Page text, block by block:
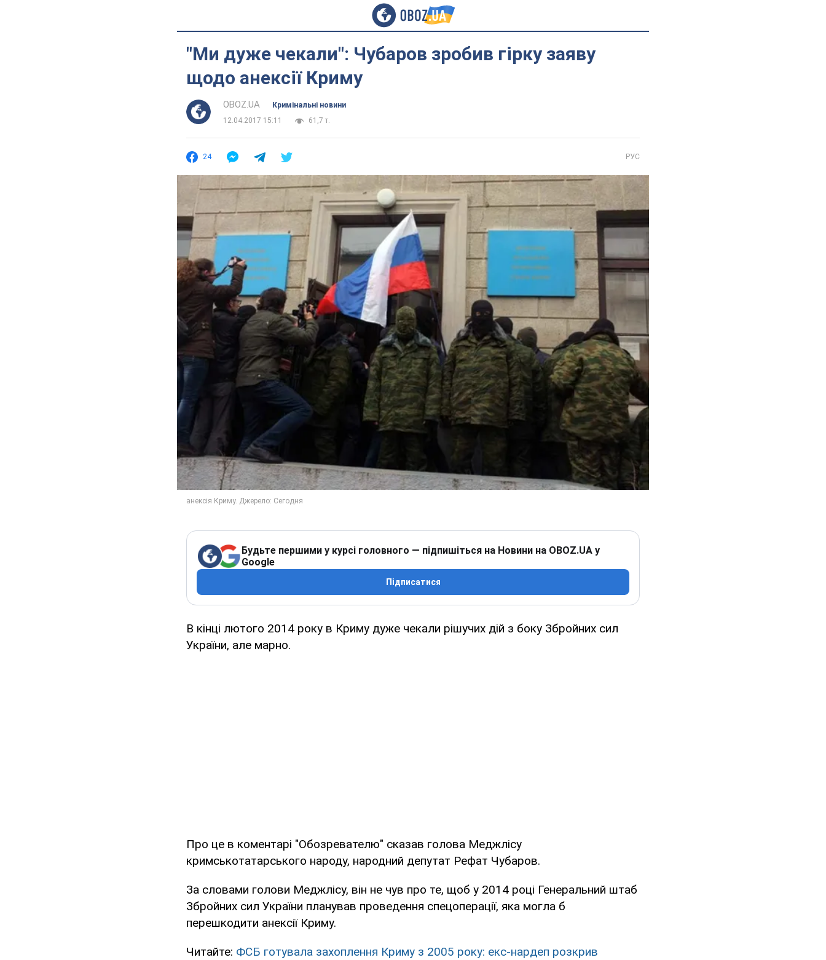
"Ми дуже чекали": Чубаров зробив гірку заяву
щодо анексії Криму
OBOZ.UA
Кримінальні новини
12.04.2017 15:11
61,7 т.
24 РУС
Будьте першими у курсі головного — підпишіться на Новини на OBOZ.UA у
Google
Підписатися
В кінці лютого 2014 року в Криму дуже чекали рішучих дій з боку Збройних сил
України, але марно.
Про це в коментарі "Обозревателю" сказав голова Меджлісу
кримськотатарського народу, народний депутат Рефат Чубаров.
За словами голови Меджлісу, він не чув про те, щоб у 2014 році Генеральний штаб
Збройних сил України планував проведення спецоперації, яка могла б
перешкодити анексії Криму.
Читайте: ФСБ готувала захоплення Криму з 2005 року: екс-нардеп розкрив